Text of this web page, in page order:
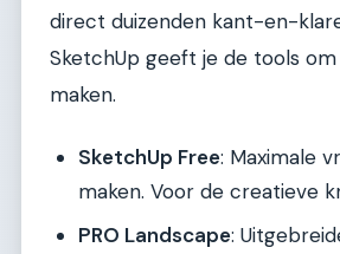
direct duizenden kant-en-
SketchUp geeft je de tools
maken.
SketchUp Free: Maximale
maken. Voor de creatieve
PRO Landscape: